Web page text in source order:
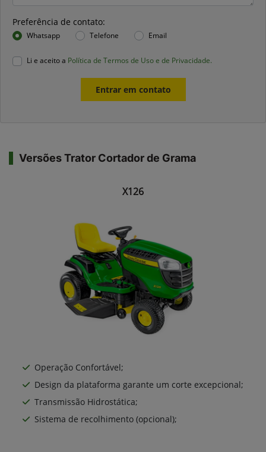
Preferência de contato:
Whatsapp Telefone Email
Li e aceito a Política de Termos de Uso e de Privacidade.
Entrar em contato
Versões Trator Cortador de Grama
X126
Operação Confortável;
Design da plataforma garante um corte excepcional;
Transmissão Hidrostática;
Sistema de recolhimento (opcional);